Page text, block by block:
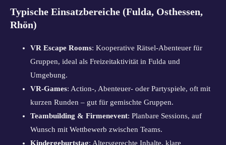
Typische Einsatzbereiche (Fulda, Osthessen,
Rhön)
VR Escape Rooms: Kooperative Rätsel-Abenteuer für
Gruppen, ideal als Freizeitaktivität in Fulda und
Umgebung.
VR-Games: Action-, Abenteuer- oder Partyspiele, oft mit
kurzen Runden – gut für gemischte Gruppen.
Teambuilding & Firmenevent: Planbare Sessions, auf
Wunsch mit Wettbewerb zwischen Teams.
Kindergeburtstag: Altersgerechte Inhalte, klare